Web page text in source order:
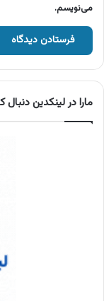
می‌نویسم.
مارا در لینکدین دنبال